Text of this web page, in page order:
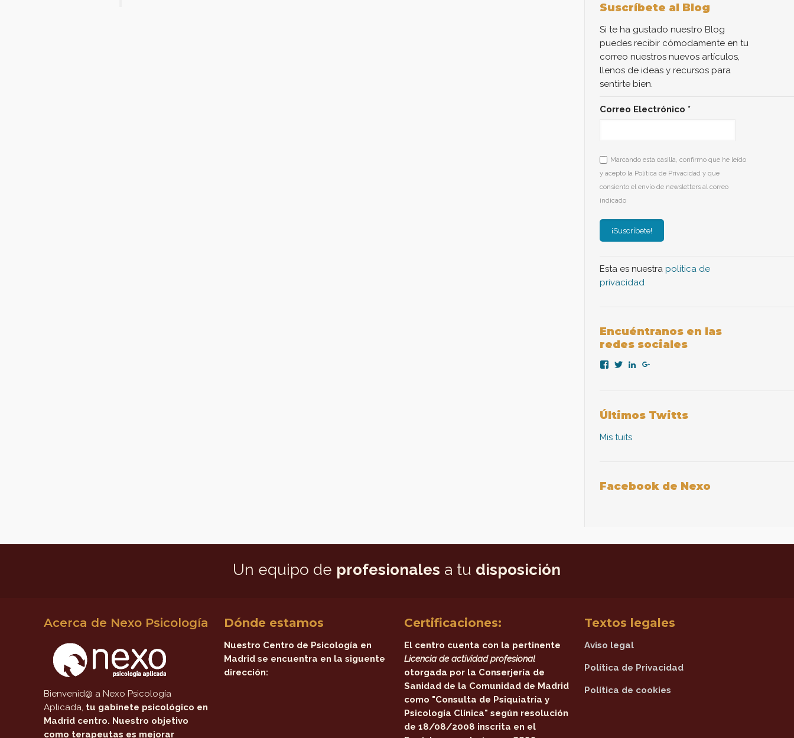
Suscríbete al Blog
Si te ha gustado nuestro Blog
puedes recibir cómodamente en tu
correo nuestros nuevos artículos,
llenos de ideas y recursos para
sentirte bien.
Correo Electrónico*
Marcando esta casilla, confirmo que he leído
y acepto la Política de Privacidad y que
consiento el envío de newsletters al correo
indicado
Esta es nuestrapolítica de
privacidad
Encuéntranos en las
redes sociales
Ver
Facebook
Ver
Twitter
Ver
aplicada
en
Google+
Últimos Twitts
Mis tuits
Facebook de Nexo
Un equipo de profesionales a tu disposición
Acerca de Nexo Psicología
Bienvenid@ a Nexo Psicología
Aplicada, tu gabinete psicológico en
Madrid centro. Nuestro objetivo
como terapeutas es mejorar
Dónde estamos
Nuestro Centro de Psicología en
Madrid se encuentra en la siguente
dirección:
Certificaciones:
El centro cuenta con la pertinente
Licencia de actividad profesional
otorgada por la Conserjería de
Sanidad de la Comunidad de Madrid
como "Consulta de Psiquiatría y
Psicología Clínica" según resolución
de 18/08/2008 inscrita en el
Textos legales
Aviso legal
Política de Privacidad
Política de cookies